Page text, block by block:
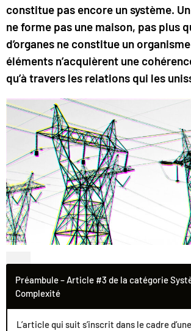
constitue pas encore un système.
ne forme pas une maison, pas plus
d’organes ne constitue un
éléments n’acquièrent une
qu’à travers les relations qui les
Préambule – Article #3 de la catégorie
Complexité
L’article qui suit s’inscrit dans le cadre d’une